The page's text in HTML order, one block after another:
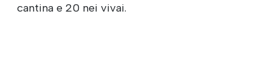
cantina e 20 nei vivai.